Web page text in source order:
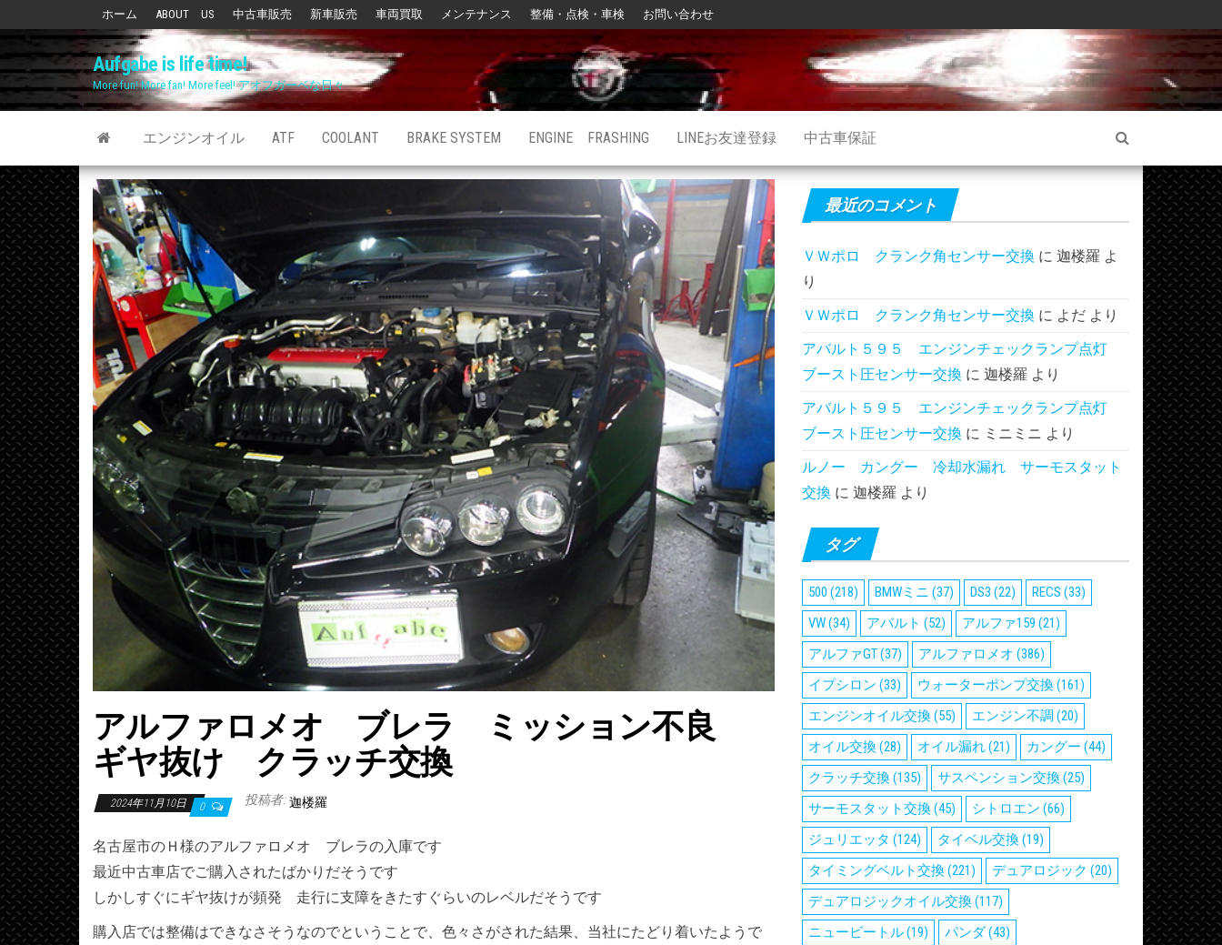
the
content
ホーム ABOUT US 中古車販売 新車販売 車両買取 メンテナンス 整備・点検・車検 お問い合わせ
Aufgabe is life time!
More fun! More fan! More feel! アオフガーベな日々
エンジンオイル ATF COOLANT BRAKE SYSTEM ENGINE FRASHING LINEお友達登録 中古車保証
アルファロメオ ブレラ ミッション不良
ギヤ抜け クラッチ交換
2024年11月10日 0 投稿者: 迦楼羅
名古屋市のＨ様のアルファロメオ ブレラの入庫です
最近中古車店でご購入されたばかりだそうです
しかしすぐにギヤ抜けが頻発 走行に支障をきたすぐらいのレベルだそうです
購入店では整備はできなさそうなのでということで、色々さがされた結果、当社にたどり着いたようで
最近のコメント
ＶＷポロ クランク角センサー交換 に 迦楼羅 よ
り
ＶＷポロ クランク角センサー交換 に よだ より
アバルト５９５ エンジンチェックランプ点灯
ブースト圧センサー交換 に 迦楼羅 より
アバルト５９５ エンジンチェックランプ点灯
ブースト圧センサー交換 に ミニミニ より
ルノー カングー 冷却水漏れ サーモスタット
交換 に 迦楼羅 より
タグ
500 (218) BMWミニ (37) DS3 (22) RECS (33)
VW(34) アバルト (52) アルファ159 (21)
アルファGT(37) アルファロメオ (386)
イプシロン (33) ウォーターポンプ交換(161)
エンジンオイル交換(55) エンジン不調 (20)
オイル交換(28) オイル漏れ(21) カングー (44)
クラッチ交換(135) サスペンション交換(25)
サーモスタット交換(45) シトロエン (66)
ジュリエッタ (124) タイベル交換(19)
タイミングベルト交換(221) デュアロジック (20)
デュアロジックオイル交換(117)
ニュービートル(19) パンダ(43)